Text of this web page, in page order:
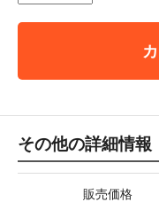
その他の詳細情報
販売価格